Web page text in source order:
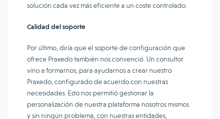
solución cada vez más eficiente a un coste controlado.
Calidad del soporte
Por último, diría que el soporte de configuración que
ofrece Praxedo también nos convenció. Un consultor
vino a formarnos, para ayudarnos a crear nuestro
Praxedo, configurado de acuerdo con nuestras
necesidades. Esto nos permitió gestionar la
personalización de nuestra plataforma nosotros mismos
y sin ningún problema, con nuestras entidades,